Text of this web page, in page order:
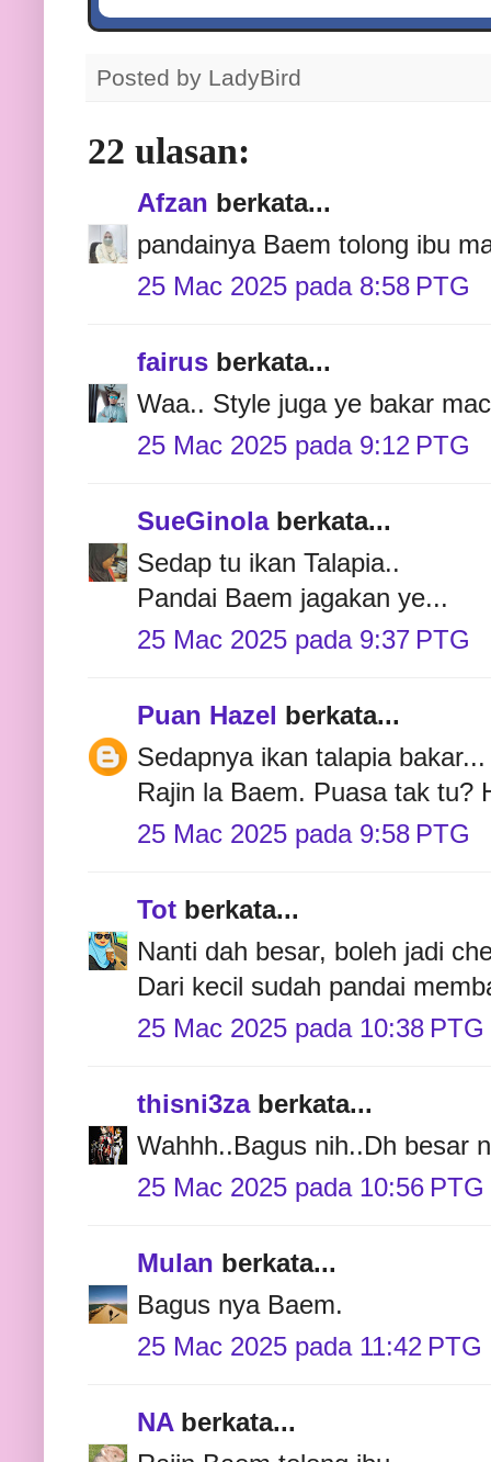
Posted by LadyBird
22 ulasan:
Afzan berkata...
pandainya Baem tolong ibu
25 Mac 2025 pada 8:58 PTG
fairus berkata...
Waa.. Style juga ye bakar
25 Mac 2025 pada 9:12 PTG
SueGinolaberkata...
Sedap tu ikan Talapia..
Pandai Baem jagakan ye...
25 Mac 2025 pada 9:37 PTG
Puan Hazel
berkata...
Sedapnya ikan talapia bakar...
Rajin la Baem. Puasa tak tu?
25 Mac 2025 pada 9:58 PTG
Tot berkata...
Nanti dah besar, boleh jadi
Dari kecil sudah pandai
25 Mac 2025 pada 10:38 PTG
thisni3zaberkata...
Wahhh..Bagus nih..Dh besar
25 Mac 2025 pada 10:56 PTG
Mulan berkata...
Bagus nya Baem.
25 Mac 2025 pada 11:42 PTG
NAberkata...